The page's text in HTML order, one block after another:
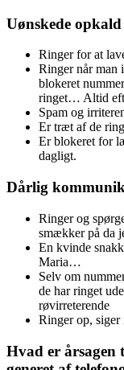
Uønskede opkald
Ringer for at
Ringer når man
blokeret
ringet… Altid
Spam og
Er træt af de
Er blokeret for
dagligt.
Dårlig
Ringer og
smækker på da
En kvinde
Maria…
Selv om
de har ringet
røvirreterende
Ringer op,
Hvad er årsagen